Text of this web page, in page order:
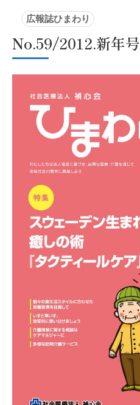
広報誌ひまわり
No.59/2012.新年号